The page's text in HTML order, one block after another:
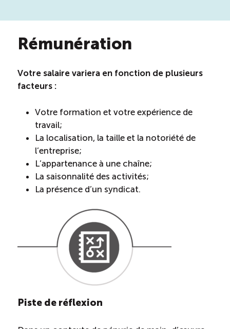
Rémunération
Votre salaire variera en fonction de plusieurs
facteurs :
Votre formation et votre expérience de
travail;
La localisation, la taille et la notoriété de
l’entreprise;
L’appartenance à une chaîne;
La saisonnalité des activités;
La présence d’un syndicat.
Piste de réflexion